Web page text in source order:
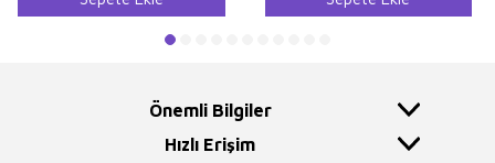
Önemli Bilgiler
Hızlı Erişim